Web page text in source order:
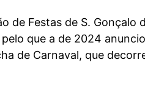
de Festas de S. Gonçalo
que a de 2024
de Carnaval, que